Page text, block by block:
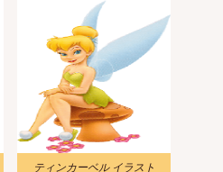
ティンカーベル イラスト